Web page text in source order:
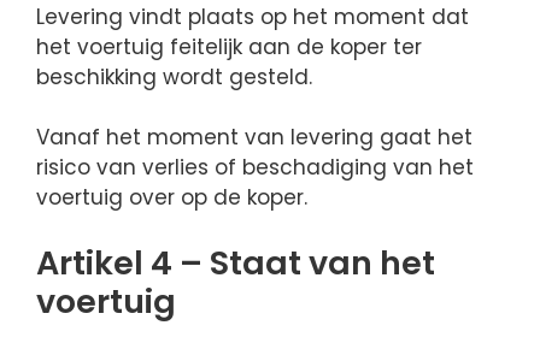
Levering vindt plaats op het moment dat
het voertuig feitelijk aan de koper ter
beschikking wordt gesteld.
Vanaf het moment van levering gaat het
risico van verlies of beschadiging van het
voertuig over op de koper.
Artikel 4 – Staat van het
voertuig